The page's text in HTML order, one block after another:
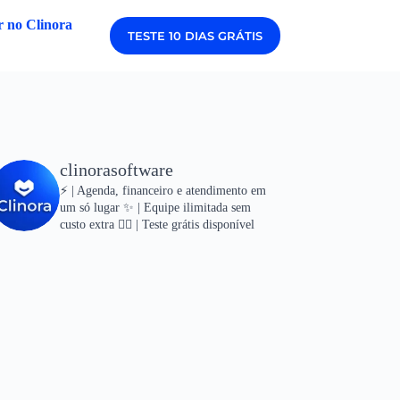
no Clinora
TESTE 10 DIAS GRÁTIS
clinorasoftware
⚡ | Agenda, financeiro e atendimento em
um só lugar ✨ | Equipe ilimitada sem
custo extra 👇🏻 | Teste grátis disponível